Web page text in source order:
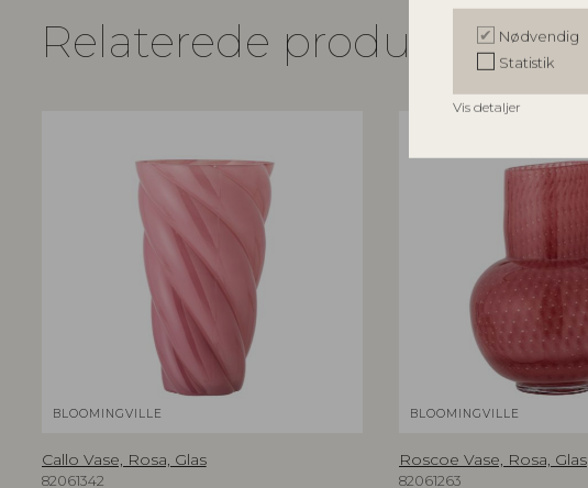
Nødvendig
Statistik
Vis detaljer
Relaterede produkter
BLOOMINGVILLE
Callo Vase, Rosa, Glas
82061342
BLOOMINGVILLE
Roscoe Vase, Rosa, Glas
82061263